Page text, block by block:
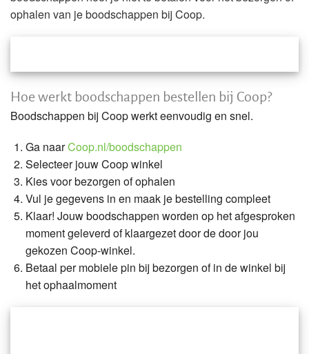
ophalen van je boodschappen bij Coop.
Hoe werkt boodschappen bestellen bij Coop?
Boodschappen bij Coop werkt eenvoudig en snel.
Ga naarCoop.nl/boodschappen
Selecteer jouw Coop winkel
Kies voor bezorgen of ophalen
Vul je gegevens in en maak je bestelling compleet
Klaar! Jouw boodschappen worden op het afgesproken
moment geleverd of klaargezet door de door jou
gekozen Coop-winkel.
Betaal per mobiele pin bij bezorgen of in de winkel bij
het ophaalmoment